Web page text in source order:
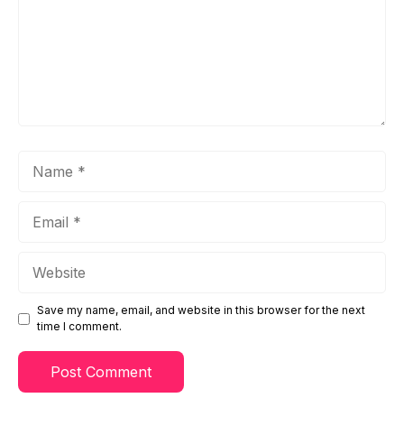
Save my name, email, and website in this browser for the next
time I comment.